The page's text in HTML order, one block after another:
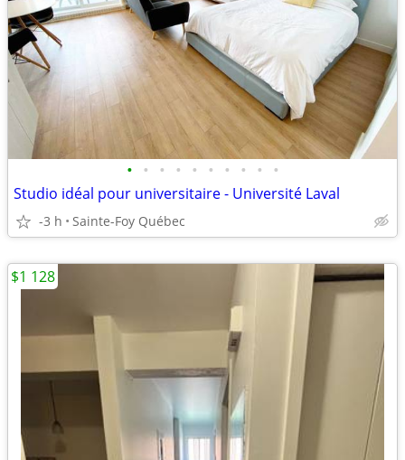
• • • • • • • • • •
Studio idéal pour universitaire - Université Laval
-3 h Sainte-Foy Québec
$1 128